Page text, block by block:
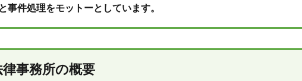
事件処理をモットーとしています。
事務所の概要